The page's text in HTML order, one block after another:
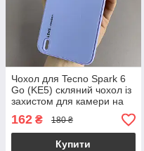
Чохол для Tecno Spark 6
Go (KE5) скляний чохол із
захистом для камери на
техно спарк 6 го бузковий
k9e
162 ₴ 180 ₴
Купити